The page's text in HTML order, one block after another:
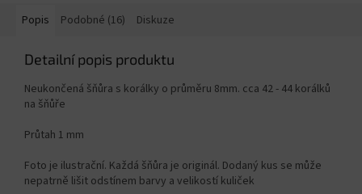
Popis Podobné (16) Diskuze
Detailní popis produktu
Neukončená šňůra s korálky o průměru 8mm. cca 42 - 44 korálků
na šňůře
Průtah 1 mm
Foto je ilustrační. Každá šňůra je originál. Dodaný kus se může
nepatrně lišit odstínem barvy a velikostí kuliček